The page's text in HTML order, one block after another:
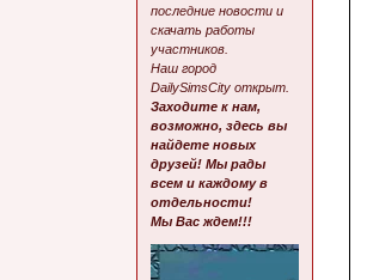
последние новости и
скачать работы
участников.
Наш город
DailySimsCity открыт.
Заходите к нам,
возможно, здесь вы
найдете новых
друзей! Мы рады
всем и каждому в
отдельности!
Мы Вас ждем!!!